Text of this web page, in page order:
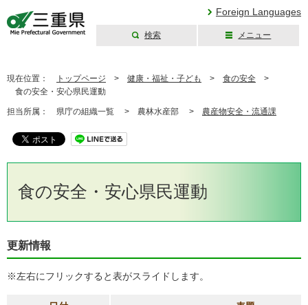
Foreign Languages
検索 メニュー
現在位置： トップページ > 健康・福祉・子ども > 食の安全 >
食の安全・安心県民運動
担当所属： 県庁の組織一覧 > 農林水産部 > 農産物安全・流通課
食の安全・安心県民運動
更新情報
※左右にフリックすると表がスライドします。